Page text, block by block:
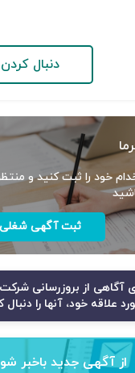
دنبال کردن
خود را ثبت کنید و
ثبت آگهی شغلی
آگاهی از بروزرسانی
علاقه خود، آنها را دنبال
از آگهی‌ جدید باخبر شو